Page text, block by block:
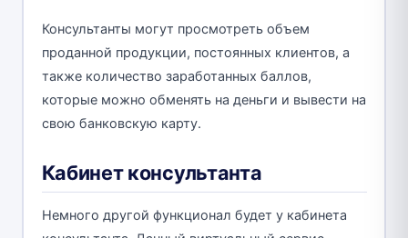
Консультанты могут просмотреть объем
проданной продукции, постоянных клиентов, а
также количество заработанных баллов,
которые можно обменять на деньги и вывести на
свою банковскую карту.
Кабинет консультанта
Немного другой функционал будет у кабинета